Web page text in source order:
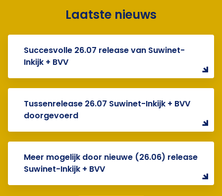
Laatste nieuws
Succesvolle 26.07 release van Suwinet-
Inkijk + BVV
Tussenrelease 26.07 Suwinet-Inkijk + BVV
doorgevoerd
Meer mogelijk door nieuwe (26.06) release
Suwinet-Inkijk + BVV